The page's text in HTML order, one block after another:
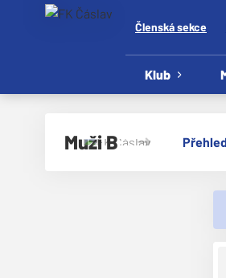
Členská sekce
Klub
Muži B